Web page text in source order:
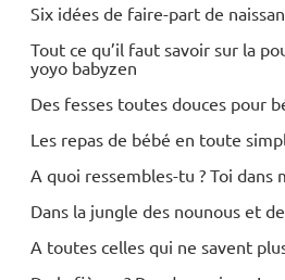
Six idées de faire-part de
Tout ce qu’il faut savoir sur la
yoyo babyzen
Des fesses toutes douces pour
Les repas de bébé en toute
A quoi ressembles-tu ? Toi dans
Dans la jungle des nounous et
A toutes celles qui ne savent